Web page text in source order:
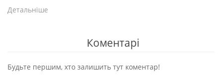
Детальніше
Коментарі
Будьте першим, хто залишить тут коментар!